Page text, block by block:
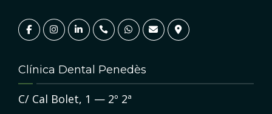
Clínica Dental Penedès
C/ Cal Bolet, 1 — 2º 2ª